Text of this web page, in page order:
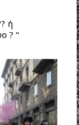
ή
? “